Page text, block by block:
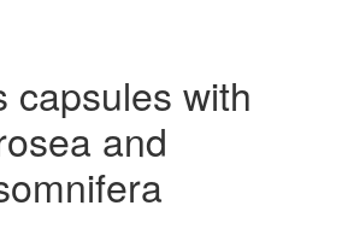
capsules with
and